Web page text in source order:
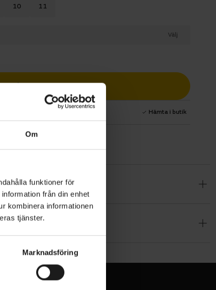
Om
funktioner för
från din enhet
kombinera informationen
tjänster.
Marknadsföring
10 11
Välj
Lägg i varukorg
Hämta i butik
och